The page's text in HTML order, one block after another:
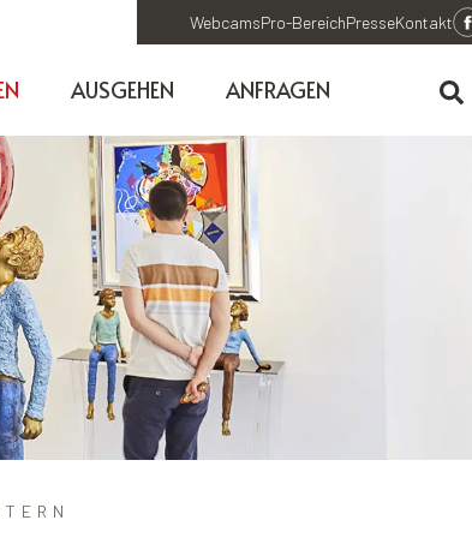
WebcamsPro-BereichPresseKontakt
AUSGEHEN ANFRAGEN